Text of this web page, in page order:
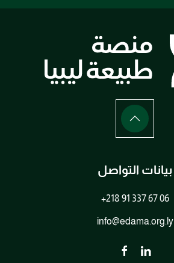
بيانات التواصل
+218 91 337 67 06
info@edama.org.ly